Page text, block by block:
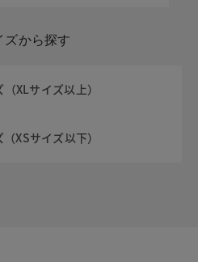
から探す
XLサイズ以上）
XSサイズ以下）